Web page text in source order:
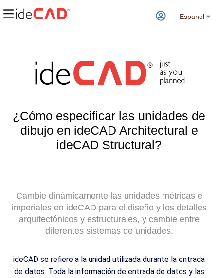
Espanol
¿Cómo especificar las unidades de
dibujo en ideCAD Architectural e
ideCAD Structural?
Cambie dinámicamente las unidades métricas e
imperiales en ideCAD para el diseño y los detalles
arquitectónicos y estructurales, y cambie entre
diferentes sistemas de unidades.
ideCAD se refiere a la unidad utilizada durante la entrada
de datos. Toda la información de entrada de datos y las